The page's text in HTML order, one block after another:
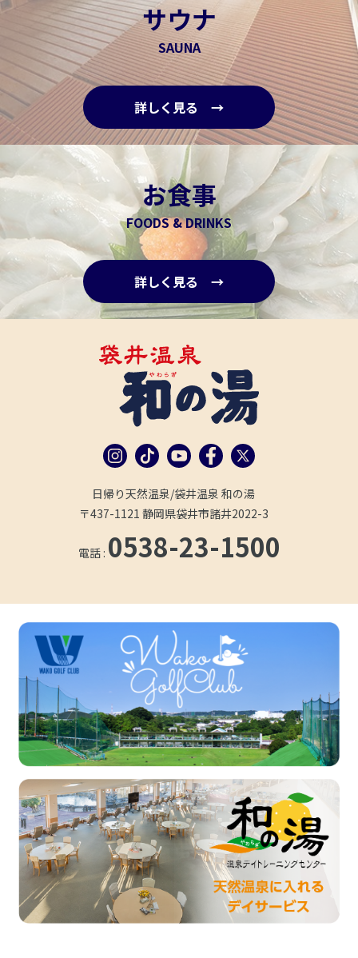
サウナ
SAUNA
詳しく見る →
お食事
FOODS & DRINKS
詳しく見る →
日帰り天然温泉/袋井温泉 和の湯
〒437-1121 静岡県袋井市諸井2022-3
電話 : 0538-23-1500